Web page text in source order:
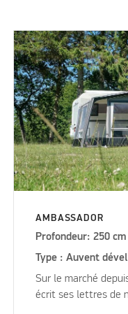
AMBASSADOR
Profondeur: 250 cm
Type : Auvent
Sur le marché
écrit ses lettres de